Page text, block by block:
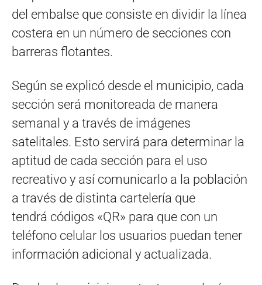
del embalse que consiste en dividir la línea
costera en un número de secciones con
barreras flotantes.
Según se explicó desde el municipio, cada
sección será monitoreada de manera
semanal y a través de imágenes
satelitales. Esto servirá para determinar la
aptitud de cada sección para el uso
recreativo y así comunicarlo a la población
a través de distinta cartelería que
tendrá códigos «QR» para que con un
teléfono celular los usuarios puedan tener
información adicional y actualizada.